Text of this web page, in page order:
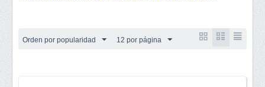
Orden por popularidad 12 por página